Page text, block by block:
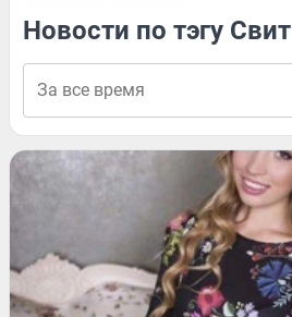
Новости по тэгу Свит